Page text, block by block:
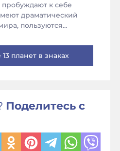
к себе
драматический
пользуются...
планет в знаках
Поделитесь с